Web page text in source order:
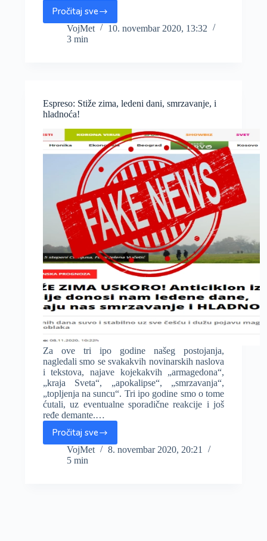
Pročitaj sve
Mondo
i
Alo:
novembar
ključan
VojMet
10. novembar 2020, 13:32
3 min
Espreso: Stiže zima, ledeni dani, smrzavanje, i
hladnoća!
Za ove tri ipo godine našeg postojanja,
nagledali smo se svakakvih novinarskih naslova
i tekstova, najave kojekakvih „armagedona“,
„kraja Sveta“, „apokalipse“, „smrzavanja“,
„topljenja na suncu“. Tri ipo godine smo o tome
ćutali, uz eventualne sporadične reakcije i još
ređe demante.…
Pročitaj sve
Espreso:
Stiže
zima,
VojMet
8. novembar 2020, 20:21
5 min